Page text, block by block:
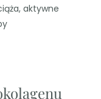
aktywne